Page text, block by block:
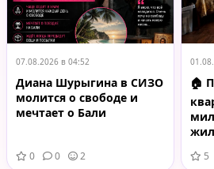
07.08.2026 в 04:52
Диана Шурыгина в СИЗО
молится о свободе и
мечтает о Бали
0 0 2
🏠
5